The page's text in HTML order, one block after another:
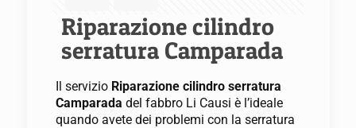
Riparazione cilindro
serratura Camparada
Il servizio Riparazione cilindro serratura
Camparada del fabbro Li Causi è l’ideale
quando avete dei problemi con la serratura